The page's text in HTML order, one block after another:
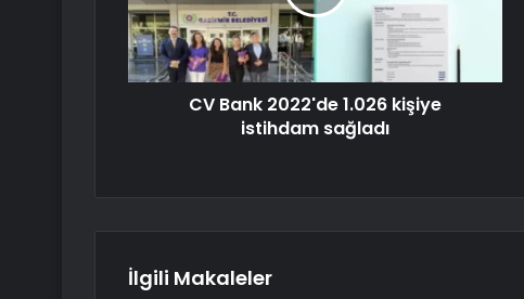
CV Bank 2022'de 1.026 kişiye
istihdam sağladı
İlgili Makaleler